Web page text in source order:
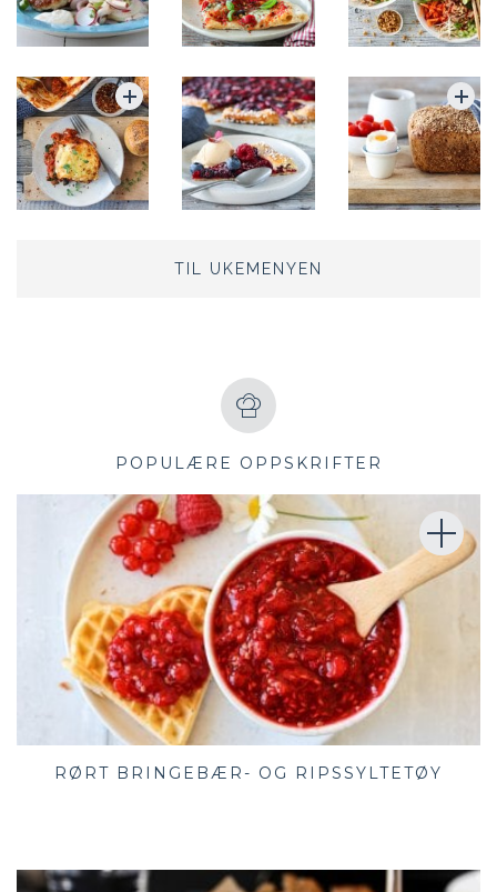
TIL UKEMENYEN
POPULÆRE OPPSKRIFTER
RØRT BRINGEBÆR- OG RIPSSYLTETØY